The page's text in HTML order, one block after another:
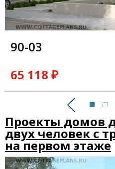
90-03
65 118 ₽
Проекты домов
двух человек с
на первом этаже